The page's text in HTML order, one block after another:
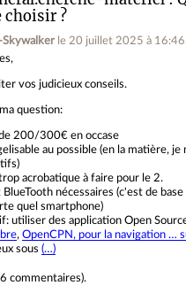
choisir ?
Skywalker le 20 juillet 2025 à 16:46
vos judicieux conseils.
question:
200/300€ en occase
au possible (en la matière, je
acrobatique à faire pour le 2.
BlueTooth nécessaires (c'est de
quel smartphone)
utiliser des application Open
, OpenCPN, pour la navigation …
sous (…)
commentaires).